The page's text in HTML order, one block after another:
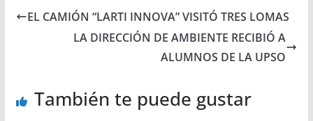
EL CAMIÓN “LARTI INNOVA” VISITÓ TRES LOMAS
LA DIRECCIÓN DE AMBIENTE RECIBIÓ A
ALUMNOS DE LA UPSO
También te puede gustar